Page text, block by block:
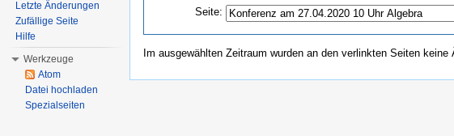
Seite:
Im ausgewählten Zeitraum wurden an den verlinkten Seiten keine
Letzte Änderungen
Zufällige Seite
Hilfe
Werkzeuge
Atom
Datei hochladen
Spezialseiten